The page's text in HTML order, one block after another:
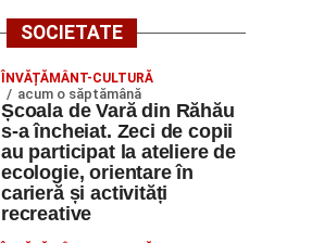
SOCIETATE
ÎNVĂȚĂMÂNT-CULTURĂ
acum o săptămână
Școala de Vară din Răhău
s-a încheiat. Zeci de copii
au participat la ateliere de
ecologie, orientare în
carieră și activități
recreative